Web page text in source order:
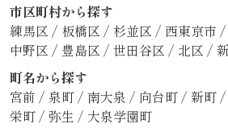
市区町村から探す
練馬区 / 板橋区 / 杉並区 / 西東京市 /
中野区 / 豊島区 / 世田谷区 / 北区 /
町名から探す
宮前 / 泉町 / 南大泉 / 向台町 / 新町 /
栄町 / 弥生 / 大泉学園町